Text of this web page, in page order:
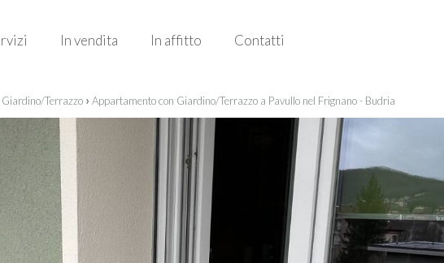
In vendita In affitto Contatti
Terrazzo › Appartamento con Giardino/Terrazzo a Pavullo nel Frignano - Budria